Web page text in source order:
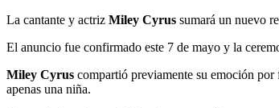
La cantante y actriz Miley Cyrus sumará un nuevo
El anuncio fue confirmado este 7 de mayo y la
Miley Cyrus compartió previamente su emoción
apenas una niña.